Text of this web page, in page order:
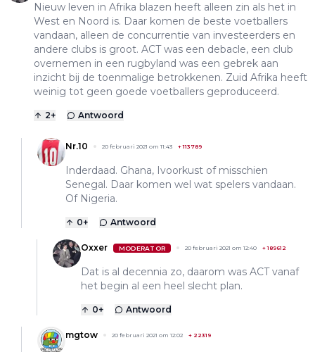
Nieuw leven in Afrika blazen heeft alleen zin als het in
West en Noord is. Daar komen de beste voetballers
vandaan, alleen de concurrentie van investeerders en
andere clubs is groot. ACT was een debacle, een club
overnemen in een rugbyland was een gebrek aan
inzicht bij de toenmalige betrokkenen. Zuid Afrika heeft
weinig tot geen goede voetballers geproduceerd.
2+ Antwoord
Nr.10 20 februari 2021 om 11:43 +113789
Inderdaad. Ghana, Ivoorkust of misschien
Senegal. Daar komen wel wat spelers vandaan.
Of Nigeria.
0+ Antwoord
Oxxer MODERATOR 20 februari 2021 om 12:40 +189612
Dat is al decennia zo, daarom was ACT vanaf
het begin al een heel slecht plan.
0+ Antwoord
mgtow 20 februari 2021 om 12:02 + 22319